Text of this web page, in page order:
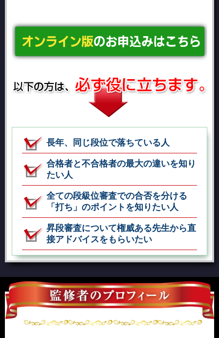
長年、同じ段位で落ちている人
合格者と不合格者の最大の違いを知り
たい人
全ての段級位審査での合否を分ける
「打ち」のポイントを知りたい人
昇段審査について権威ある先生から直
接アドバイスをもらいたい